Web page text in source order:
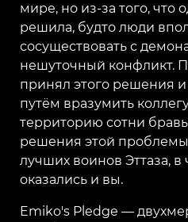
мире, но из-за того, что
решила, будто люди
сосуществовать с
нешуточный конфликт.
принял этого решения
путём вразумить
территорию сотни
решения этой
лучших воинов Эттаза, в
оказались и вы.
Emiko's Pledge —